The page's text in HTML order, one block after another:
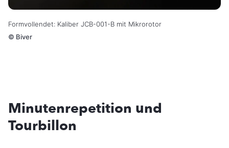
Formvollendet: Kaliber JCB-001-B mit Mikrorotor
© Biver
Minutenrepetition und
Tourbillon